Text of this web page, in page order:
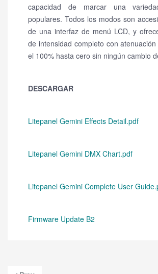
capacidad de marcar una
populares. Todos los modos son
de una interfaz de menú LCD, y
de intensidad completo con
el 100% hasta cero sin ningún cambio
DESCARGAR
Litepanel Gemini Effects Detail.pdf
Litepanel Gemini DMX Chart.pdf
Litepanel Gemini Complete User
Firmware Update B2